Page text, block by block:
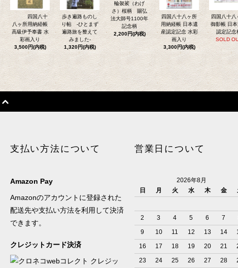
四国八十
八ヶ所用納経帳
高級伊予奉書 水
彩画入り
3,500円(内税)
歩き遍路ものし
り帖 -ひとまず
遍路旅を整えて
みました-
1,320円(内税)
輪袈裟（わげ
さ）桜柄 賜弘
法大師号1100年
記念柄
2,200円(内税)
四国八十八ヶ所
用納経帳 日本遺
産認定記念 水彩
画入り
3,300円(内税)
四国八十八
御影帳 日
認定記念
SOLD
支払い方法について
Amazon Pay
Amazonのアカウントに登録された
配送先や支払い方法を利用して決済
できます。
クレジットカード決済
営業日について
2026年8月
日
月 火 水 木 金
2
3 4 5 6 7
9
10 11 12 13 14
16
17 18 19 20 21
23
24 25 26 27 28